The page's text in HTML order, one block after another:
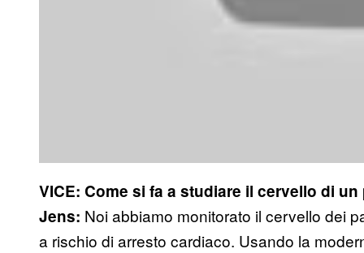
VICE: Come si fa a studiare il cervello di
Jens: Noi abbiamo monitorato il cervello dei
a rischio di arresto cardiaco. Usando la